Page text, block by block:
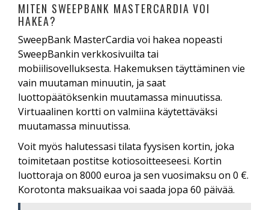
MITEN SWEEPBANK MASTERCARDIA VOI
HAKEA?
SweepBank MasterCardia voi hakea nopeasti
SweepBankin verkkosivuilta tai
mobiilisovelluksesta. Hakemuksen täyttäminen vie
vain muutaman minuutin, ja saat
luottopäätöksenkin muutamassa minuutissa.
Virtuaalinen kortti on valmiina käytettäväksi
muutamassa minuutissa.
Voit myös halutessasi tilata fyysisen kortin, joka
toimitetaan postitse kotiosoitteeseesi. Kortin
luottoraja on 8000 euroa ja sen vuosimaksu on 0 €.
Korotonta maksuaikaa voi saada jopa 60 päivää.